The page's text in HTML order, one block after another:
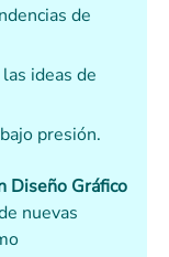
de
ideas de
presión.
Diseño Gráfico
nuevas